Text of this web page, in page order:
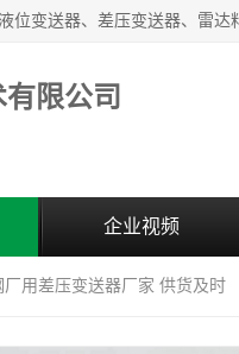
限公司
企业视频
厂用差压变送器厂家 供货及时